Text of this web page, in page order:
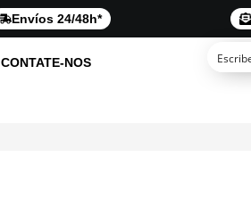
Envíos 24/48h*
CONTATE-NOS